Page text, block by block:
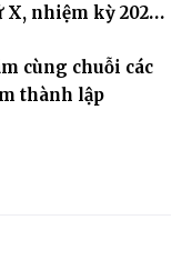
nhiệm kỳ 2026-
cùng chuỗi các
thành lập